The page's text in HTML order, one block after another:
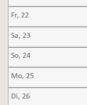
Fr, 22
Sa, 23
So, 24
Mo, 25
Di, 26